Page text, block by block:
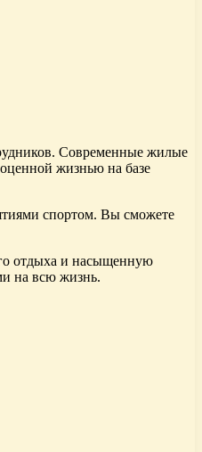
Современные жилые
жизнью на базе
спортом. Вы сможете
отдыха и насыщенную
на всю жизнь.